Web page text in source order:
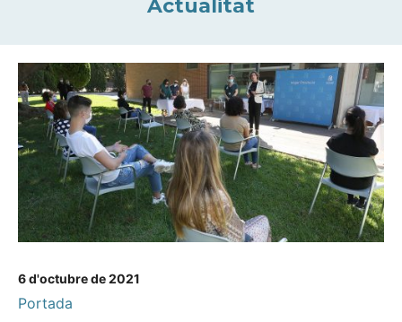
Actualitat
6 d'octubre de 2021
Portada